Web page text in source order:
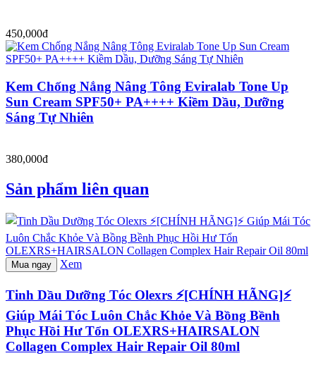
450,000đ
Kem Chống Nắng Nâng Tông Eviralab Tone Up
Sun Cream SPF50+ PA++++ Kiềm Dầu, Dưỡng
Sáng Tự Nhiên
380,000đ
Sản phẩm liên quan
Mua ngay Xem
Tinh Dầu Dưỡng Tóc Olexrs ⚡[CHÍNH HÃNG]⚡
Giúp Mái Tóc Luôn Chắc Khỏe Và Bồng Bềnh
Phục Hồi Hư Tổn OLEXRS+HAIRSALON
Collagen Complex Hair Repair Oil 80ml